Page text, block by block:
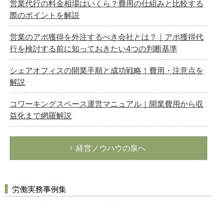
営業代行の料金相場はいくら？費用の仕組みと比較する
際のポイントを解説
営業のアポ獲得を外注するべき会社とは？｜アポ獲得代
行を検討する前に知っておきたい4つの判断基準
シェアオフィスの開業手順と成功戦略！費用・注意点を
解説
コワーキングスペース運営マニュアル｜開業費用から収
益化まで網羅解説
経営ノウハウの泉へ
労働実務事例集